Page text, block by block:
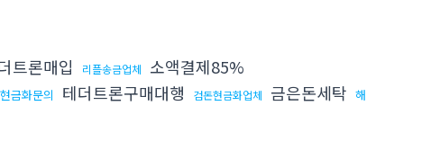
트론매입 리플송금업체 소액결제85%
금화문의 테더트론구매대행 검돈현금화업체 금은돈세탁 해